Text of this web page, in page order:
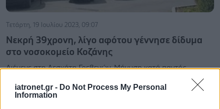
iatronet.gr - Do Not Process My Personal
Information
Τετάρτη, 19 Ιουλίου 2023, 09:07
Νεκρή 39χρονη, λίγο αφότου γέννησε δίδυμα
στο νοσοκομείο Κοζάνης
Διέμενε στη Δεσκάτη Γρεβενών. Μήνυση κατά παντός